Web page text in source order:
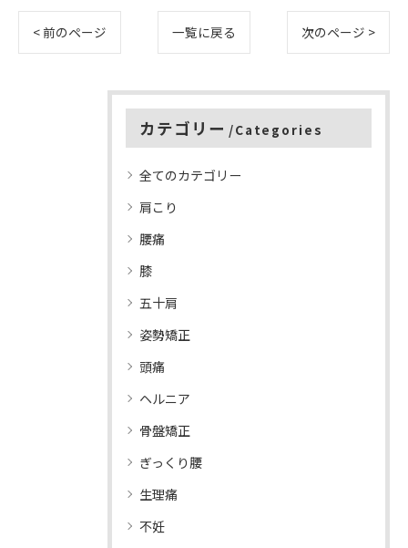
< 前のページ 一覧に戻る 次のページ >
カテゴリー Categories
全てのカテゴリー
肩こり
腰痛
膝
五十肩
姿勢矯正
頭痛
ヘルニア
骨盤矯正
ぎっくり腰
生理痛
不妊